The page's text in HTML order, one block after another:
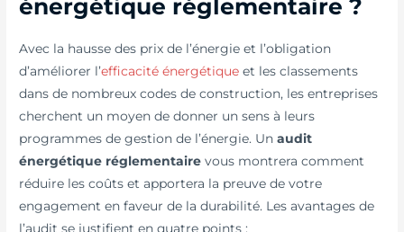
énergétique réglementaire?
Avec la hausse des prix de l’énergie et l’obligation
d’améliorer l’efficacité énergétique et les classements
dans de nombreux codes de construction, les entreprises
cherchent un moyen de donner un sens à leurs
programmes de gestion de l’énergie. Unaudit
énergétique réglementaire vous montrera comment
réduire les coûts et apportera la preuve de votre
engagement en faveur de la durabilité. Les avantages de
l’audit se justifient en quatre points :